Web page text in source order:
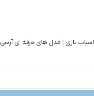
اسباب بازی | مدل های حرفه ای آرسی